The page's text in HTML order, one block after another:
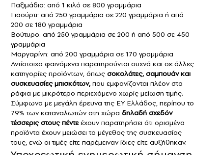
Παξιμάδια: από 1 κιλό σε 800 γραμμάρια
Γιαούρτι: από 250 γραμμάρια σε 220 γραμμάρια ή από
200 σε 180 γραμμάρια
Βούτυρο: από 250 γραμμάρια σε 200 ή από 500 σε 450
γραμμάρια
Μαργαρίνη: από 200 γραμμάρια σε 170 γραμμάρια
Αντίστοιχα φαινόμενα παρατηρούνται συχνά και σε άλλες
κατηγορίες προϊόντων, όπως σοκολάτες, σαμπουάν και
συσκευασίες μπισκότων,που εμφανίζονται πλέον στα
ράφια με μικρότερο περιεχόμενο χωρίς μείωση τιμής.
Σύμφωνα με μεγάλη έρευνα της EY Ελλάδος, περίπου το
79% των καταναλωτών στη χώρα δηλαδή σχεδόν
τέσσερις στους πέντεέχουν παρατηρήσει ότι ορισμένα
προϊόντα έχουν μειώσει το μέγεθος της συσκευασίας
τους, ενώ οι τιμές είτε παρέμειναν ίδιες είτε αυξήθηκαν.